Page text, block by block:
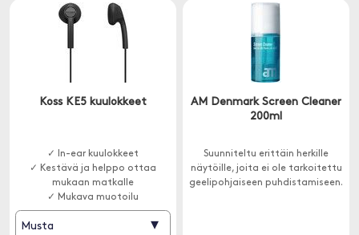
Koss KE5 kuulokkeet
✓ In-ear kuulokkeet
✓ Kestävä ja helppo ottaa
mukaan matkalle
✓ Mukava muotoilu
Musta ▾
AM Denmark Screen Cleaner
200ml
Suunniteltu erittäin herkille
näytöille, joita ei ole tarkoitettu
geelipohjaiseen puhdistamiseen.